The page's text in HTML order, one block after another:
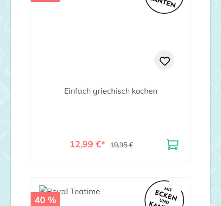
Einfach griechisch kochen
12,99 €* 19,95 €
40 %